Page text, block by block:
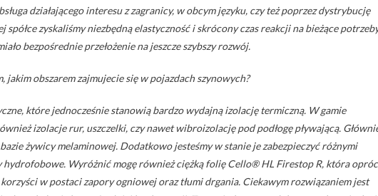
działającego interesu z zagranicy, w obcym języku, czy też poprzez dystrybucję
zyskaliśmy niezbędną elastyczność i skrócony czas reakcji na bieżące
bezpośrednie przełożenie na jeszcze szybszy rozwój.
obszarem zajmujecie się w pojazdach szynowych?
które jednocześnie stanowią bardzo wydajną izolację termiczną. W gamie
izolacje rur, uszczelki, czy nawet wibroizolację pod podłogę pływającą.
żywicy melaminowej. Dodatkowo jesteśmy w stanie je zabezpieczyć różnymi
hydrofobowe. Wyróżnić mogę również ciężką folię Cello® HL Firestop R, która
w postaci zapory ogniowej oraz tłumi drgania. Ciekawym rozwiązaniem jest